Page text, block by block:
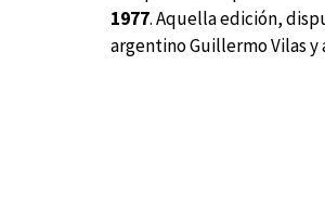
1977. Aquella edición,
argentino Guillermo Vilas y